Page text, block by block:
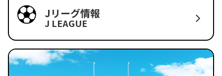
Jリーグ情報
J LEAGUE